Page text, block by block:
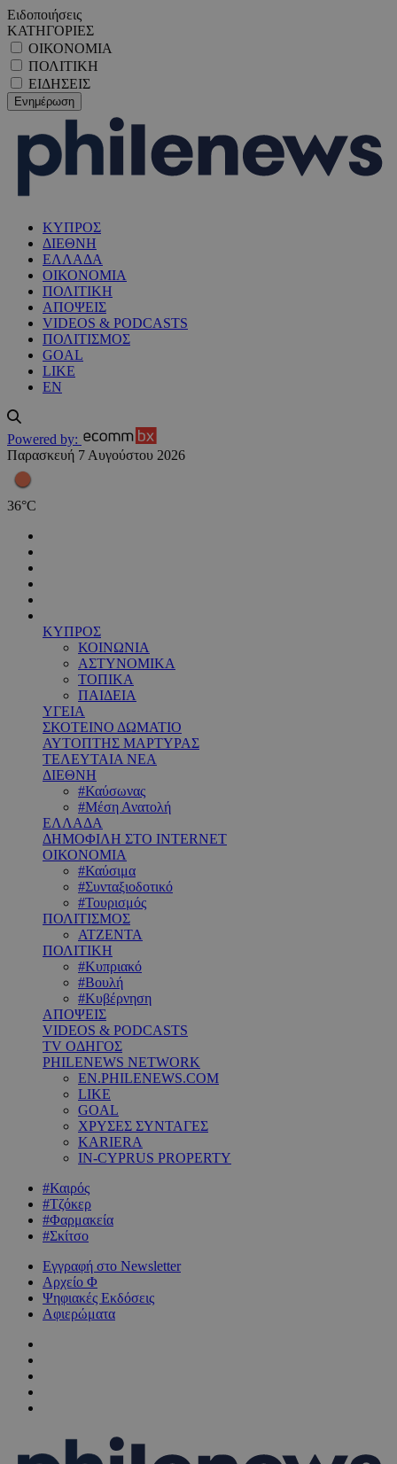
Ειδοποιήσεις
ΚΑΤΗΓΟΡΙΕΣ
ΟΙΚΟΝΟΜΙΑ
ΠΟΛΙΤΙΚΗ
ΕΙΔΗΣΕΙΣ
ΚΥΠΡΟΣ
ΔΙΕΘΝΗ
ΕΛΛΑΔΑ
ΟΙΚΟΝΟΜΙΑ
ΠΟΛΙΤΙΚΗ
ΑΠΟΨΕΙΣ
VIDEOS & PODCASTS
ΠΟΛΙΤΙΣΜΟΣ
GOAL
LIKE
EN
Powered by:
Παρασκευή 7 Αυγούστου 2026
36°C
ΚΥΠΡΟΣ
ΚΟΙΝΩΝΙΑ
ΑΣΤΥΝΟΜΙΚΑ
ΤΟΠΙΚΑ
ΠΑΙΔΕΙΑ
ΥΓΕΙΑ
ΣΚΟΤΕΙΝΟ ΔΩΜΑΤΙΟ
ΑΥΤΟΠΤΗΣ ΜΑΡΤΥΡΑΣ
ΤΕΛΕΥΤΑΙΑ ΝΕΑ
ΔΙΕΘΝΗ
#Καύσωνας
#Μέση Ανατολή
ΕΛΛΑΔΑ
ΔΗΜΟΦΙΛΗ ΣΤΟ INTERNET
ΟΙΚΟΝΟΜΙΑ
#Καύσιμα
#Συνταξιοδοτικό
#Τουρισμός
ΠΟΛΙΤΙΣΜΟΣ
ΑΤΖΕΝΤΑ
ΠΟΛΙΤΙΚΗ
#Κυπριακό
#Βουλή
#Κυβέρνηση
ΑΠΟΨΕΙΣ
VIDEOS & PODCASTS
TV ΟΔΗΓΟΣ
PHILENEWS NETWORK
EN.PHILENEWS.COM
LIKE
GOAL
ΧΡΥΣΕΣ ΣΥΝΤΑΓΕΣ
KARIERA
IN-CYPRUS PROPERTY
#Καιρός
#Τζόκερ
#Φαρμακεία
#Σκίτσο
Εγγραφή στο Newsletter
Αρχείο Φ
Ψηφιακές Εκδόσεις
Αφιερώματα